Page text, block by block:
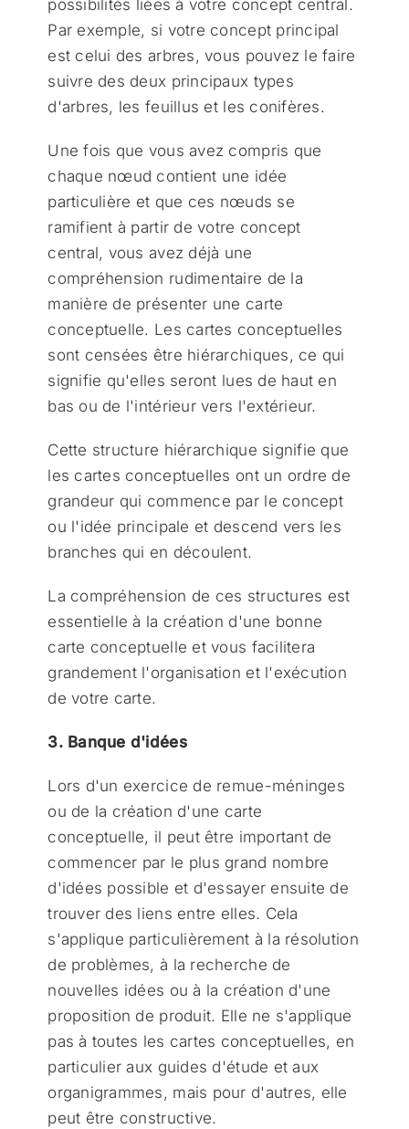
possibilités liées à votre concept central.
Par exemple, si votre concept principal
est celui des arbres, vous pouvez le faire
suivre des deux principaux types
d'arbres, les feuillus et les conifères.
Une fois que vous avez compris que
chaque nœud contient une idée
particulière et que ces nœuds se
ramifient à partir de votre concept
central, vous avez déjà une
compréhension rudimentaire de la
manière de présenter une carte
conceptuelle. Les cartes conceptuelles
sont censées être hiérarchiques, ce qui
signifie qu'elles seront lues de haut en
bas ou de l'intérieur vers l'extérieur.
Cette structure hiérarchique signifie que
les cartes conceptuelles ont un ordre de
grandeur qui commence par le concept
ou l'idée principale et descend vers les
branches qui en découlent.
La compréhension de ces structures est
essentielle à la création d'une bonne
carte conceptuelle et vous facilitera
grandement l'organisation et l'exécution
de votre carte.
3. Banque d'idées
Lors d'un exercice de remue-méninges
ou de la création d'une carte
conceptuelle, il peut être important de
commencer par le plus grand nombre
d'idées possible et d'essayer ensuite de
trouver des liens entre elles. Cela
s'applique particulièrement à la résolution
de problèmes, à la recherche de
nouvelles idées ou à la création d'une
proposition de produit. Elle ne s'applique
pas à toutes les cartes conceptuelles, en
particulier aux guides d'étude et aux
organigrammes, mais pour d'autres, elle
peut être constructive.